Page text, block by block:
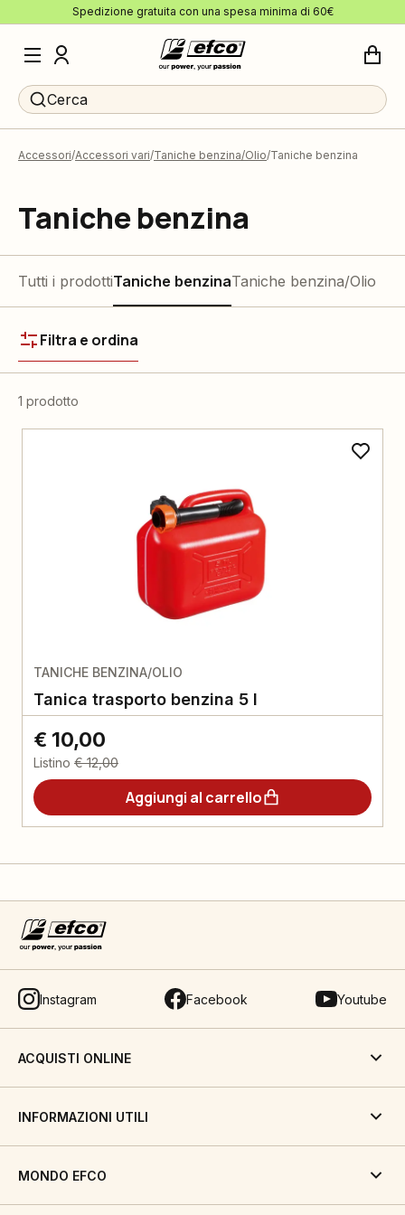
Spedizione gratuita con una spesa minima di 60€
Cerca
Accessori Accessori vari Taniche benzina/Olio Taniche benzina
Taniche benzina
Tutti i prodottiTaniche benzinaTaniche benzina/Olio
Filtra e ordina
1 prodotto
TANICHE BENZINA/OLIO
Tanica trasporto benzina 5 l
€ 10,00
Listino € 12,00
Aggiungi al carrello
Instagram Facebook Youtube
ACQUISTI ONLINE
INFORMAZIONI UTILI
MONDO EFCO